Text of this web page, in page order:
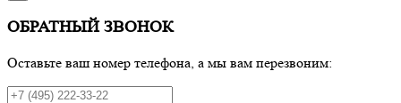
ОБРАТНЫЙ ЗВОНОК
Оставьте ваш номер телефона, а мы вам перезвоним: